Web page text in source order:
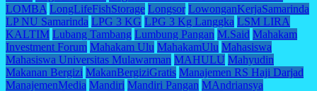
LOMBA LongLifeFishStorage Longsor LowonganKerjaSamarinda
LP NU Samarinda LPG 3 KG LPG 3 Kg Langgka LSM LIRA
KALTIM Lubang Tambang Lumbung Pangan M.Said Mahakam
Investment Forum Mahakam Ulu MahakamUlu Mahasiswa
Mahasiswa Universitas Mulawarman MAHULU Mahyudin
Makanan Bergizi MakanBergiziGratis Manajemen RS Haji Darjad
ManajemenMedia Mandiri Mandiri Pangan MAndriansya